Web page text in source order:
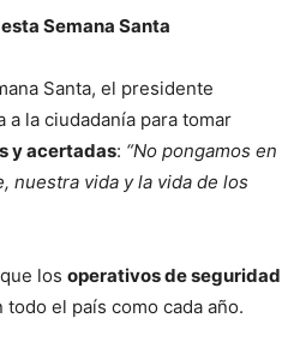
Semana Santa
Santa, el presidente
la ciudadanía para tomar
y acertadas: “No pongamos en
nuestra vida y la vida de los
los operativos de seguridad
todo el país como cada año.